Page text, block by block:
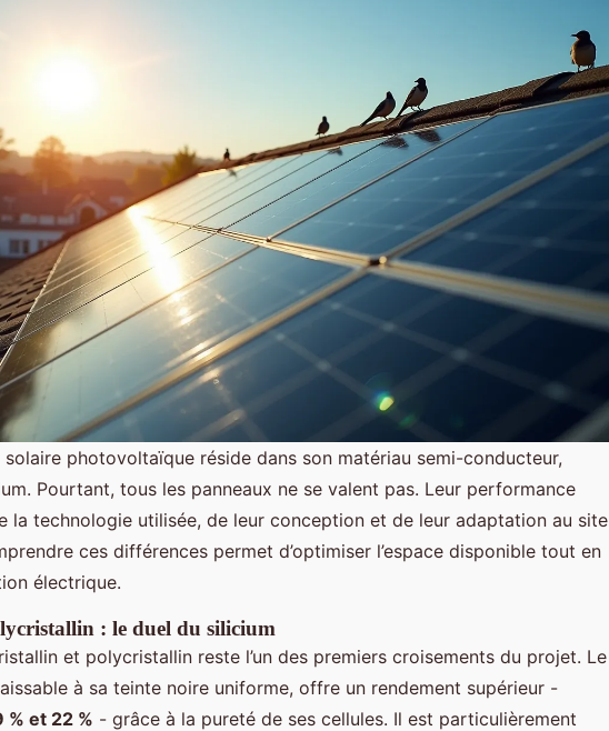
solaire photovoltaïque réside dans son matériau semi-conducteur,
Pourtant, tous les panneaux ne se valent pas. Leur performance
la technologie utilisée, de leur conception et de leur adaptation au site
ces différences permet d’optimiser l’espace disponible tout en
électrique.
: le duel du silicium
et polycristallin reste l’un des premiers croisements du projet. Le
à sa teinte noire uniforme, offre un rendement supérieur -
% et 22 % - grâce à la pureté de ses cellules. Il est particulièrement